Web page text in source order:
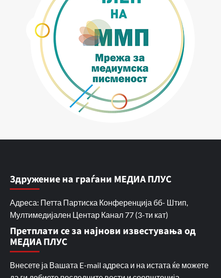
Здружение на граѓани МЕДИА ПЛУС
Адреса: Петта Партиска Конференција бб- Штип,
Мултимедијален Центар Канал 77 (3-ти кат)
Претплати се за најнови известувања од
МЕДИА ПЛУС
Внесете ја Вашата E-mail адреса и на истата ќе можете